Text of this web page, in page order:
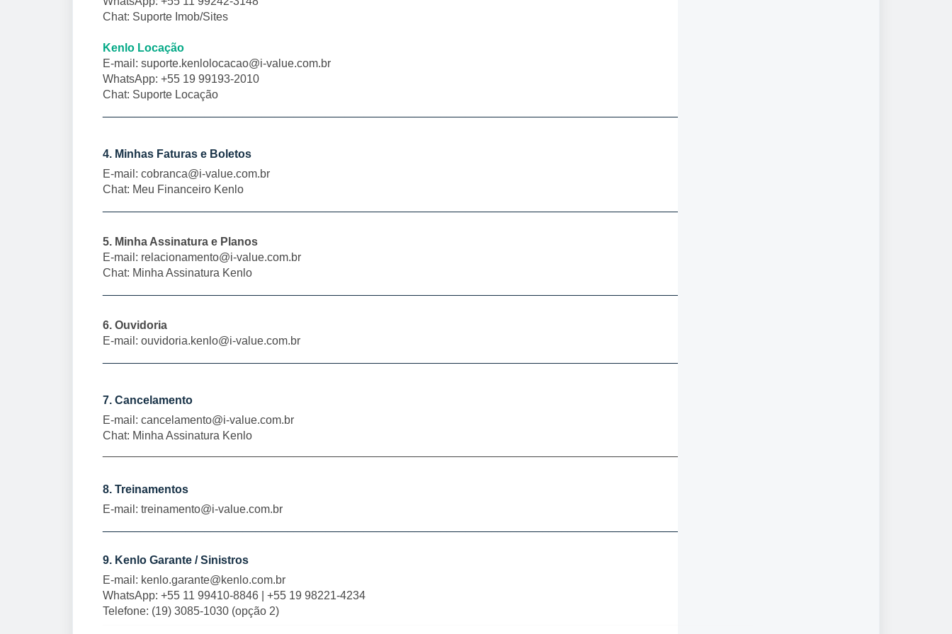
Chat: Suporte Imob/Sites
Kenlo Locação
E-mail: suporte.kenlolocacao@i-value.com.br
WhatsApp: +55 19 99193-2010
Chat: Suporte Locação
4. Minhas Faturas e Boletos
E-mail: cobranca@i-value.com.br
Chat: Meu Financeiro Kenlo
5. Minha Assinatura e Planos
E-mail: relacionamento@i-value.com.br
Chat: Minha Assinatura Kenlo
6. Ouvidoria
E-mail: ouvidoria.kenlo@i-value.com.br
7. Cancelamento
E-mail: cancelamento@i-value.com.br
Chat: Minha Assinatura Kenlo
8. Treinamentos
E-mail: treinamento@i-value.com.br
9. Kenlo Garante / Sinistros
E-mail: kenlo.garante@kenlo.com.br
WhatsApp: +55 11 99410-8846 | +55 19 98221-4234
Telefone: (19) 3085-1030 (opção 2)